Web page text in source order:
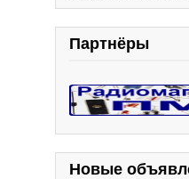
Партнёры
Новые